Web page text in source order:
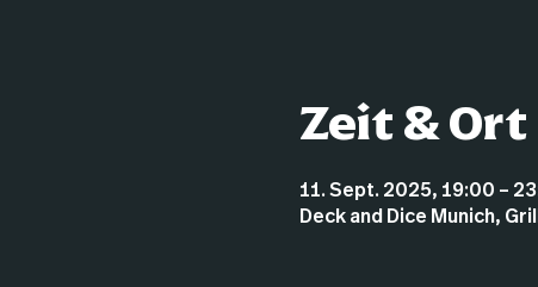
Zeit & Ort
11. Sept. 2025, 19:00 –
Deck and Dice Munich,